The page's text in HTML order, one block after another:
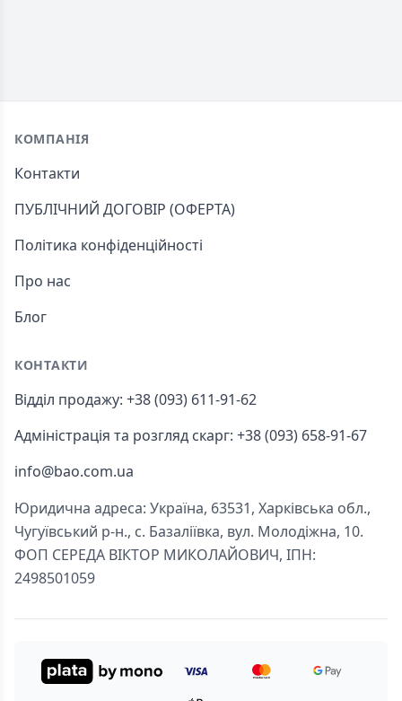
Footer
КОМПАНІЯ
Контакти
ПУБЛІЧНИЙ ДОГОВІР (ОФЕРТА)
Політика конфіденційності
Про нас
Блог
КОНТАКТИ
Відділ продажу: +38 (093) 611-91-62
Адміністрація та розгляд скарг: +38 (093) 658-91-67
info@bao.com.ua
Юридична адреса: Україна, 63531, Харківська обл.,
Чугуївський р-н., с. Базаліївка, вул. Молодіжна, 10.
ФОП СЕРЕДА ВІКТОР МИКОЛАЙОВИЧ, ІПН:
2498501059